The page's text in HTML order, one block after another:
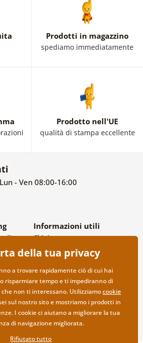
Prodotti in magazzino
spediamo immediatamente
Prodotto nell'UE
qualità di stampa eccellente
- Ven 08:00-16:00
e
Informazioni utili
Chi siamo
FAQ
Contatti
Collaborazione all’ingrosso
della tua privacy
a trovare rapidamente ciò di cui hai
risparmiare tempo e ti impediranno di
non ti interessano. Utilizziamocookie
sul nostro sito e mostriamo i prodotti in
I cookie ci aiutano a migliorare la tua
di navigazione migliorata.
Rifiutato tutto